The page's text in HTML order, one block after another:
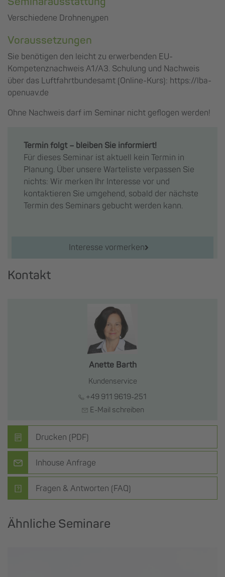
Verschiedene Drohnenypen
Voraussetzungen
Sie benötigen den leicht zu erwerbenden EU-
Kompetenznachweis A1/A3. Schulung und Nachweis
über das Luftfahrtbundesamt (Online-Kurs): https://lba-
openuav.de
Ohne Nachweis darf im Seminar nicht geflogen werden!
Termin folgt – bleiben Sie informiert!
Für dieses Seminar ist aktuell kein Termin in
Planung. Über unsere Warteliste verpassen Sie
nichts: Wir merken Ihr Interesse vor und
kontaktieren Sie umgehend, sobald der nächste
Termin des Seminars gebucht werden kann.
Interesse vormerken
Kontakt
Anette Barth
Kundenservice
+49 911 9619-251
E-Mail schreiben
Drucken (PDF)
Inhouse Anfrage
Fragen & Antworten (FAQ)
Ähnliche Seminare